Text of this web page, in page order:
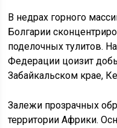
В недрах горного
Болгарии
поделочных тулитов.
Федерации цоизит
Забайкальском крае,
Залежи прозрачных
территории Африки.